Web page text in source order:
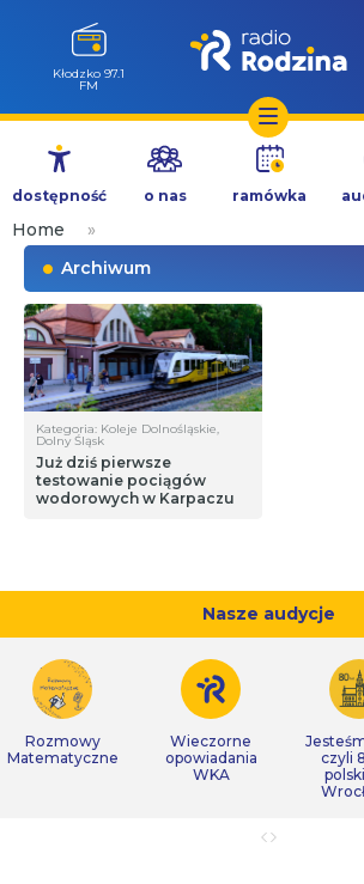
Przejdź
treści
Wołów 99.6
FM
dostępność o nas ramówka
Home
»
Archiwum
Kategoria: Koleje Dolnośląskie,
Dolny Śląsk
Już dziś pierwsze
testowanie pociągów
wodorowych w Karpaczu
Nasze audycje
Rozmowy
Matematyczne
Wieczorne
opowiadania
WKA
czyli